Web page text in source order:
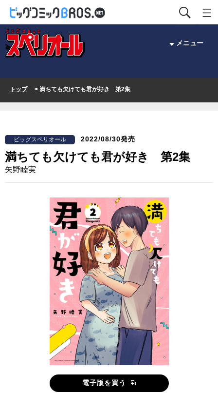
メニュー
トップ> 満ちても欠けても君が好き 第2集
ビッグスペリオール 2022/08/30発売
満ちても欠けても君が好き 第2集
矢野睦実
電子版を買う